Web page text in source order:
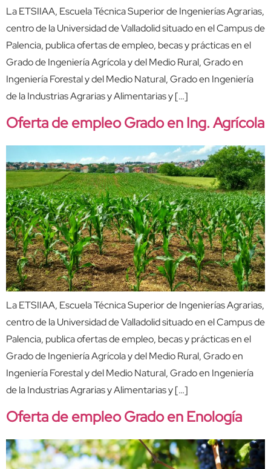
La ETSIIAA, Escuela Técnica Superior de Ingenierías Agrarias,
centro de la Universidad de Valladolid situado en el Campus de
Palencia, publica ofertas de empleo, becas y prácticas en el
Grado de Ingeniería Agrícola y del Medio Rural, Grado en
Ingeniería Forestal y del Medio Natural, Grado en Ingeniería
de la Industrias Agrarias y Alimentarias y […]
Oferta de empleo Grado en Ing. Agrícola
La ETSIIAA, Escuela Técnica Superior de Ingenierías Agrarias,
centro de la Universidad de Valladolid situado en el Campus de
Palencia, publica ofertas de empleo, becas y prácticas en el
Grado de Ingeniería Agrícola y del Medio Rural, Grado en
Ingeniería Forestal y del Medio Natural, Grado en Ingeniería
de la Industrias Agrarias y Alimentarias y […]
Oferta de empleo Grado en Enología